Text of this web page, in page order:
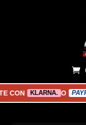
KLARNA. O PAYPAL